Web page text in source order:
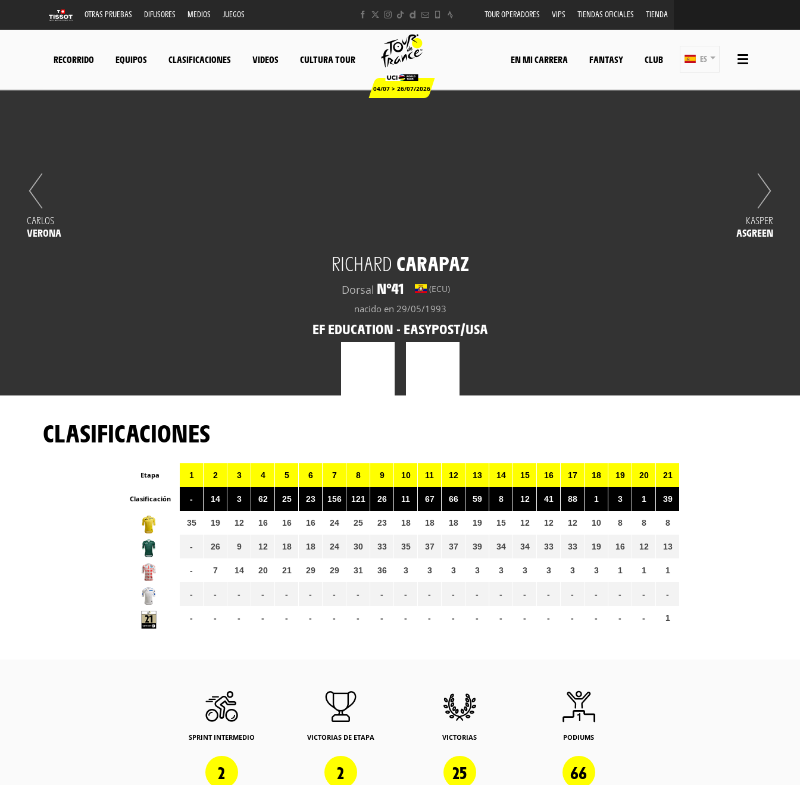
OTRAS PRUEBAS DIFUSORES MEDIOS JUEGOS TOUR OPERADORES VIPS TIENDAS OFICIALES TIENDA
RECORRIDO EQUIPOS CLASIFICACIONES VIDEOS CULTURA TOUR
04/07 > 26/07/2026
EN MI CARRERA FANTASY CLUB ES
RICHARD CARAPAZ
Dorsal N°41 (ECU)
nacido en 29/05/1993
EF EDUCATION - EASYPOST/USA
CARLOS
VERONA
KASPER
ASGREEN
CLASIFICACIONES
Etapa
Clasificación
1
-
35
-
-
-
-
2
14
19
26
7
-
-
3
3
12
9
14
-
-
4
62
16
12
20
-
-
5
25
16
18
21
-
-
6
23
16
18
29
-
-
7
156
24
24
29
-
-
8
121
25
30
31
-
-
9
26
23
33
36
-
-
10
11
18
35
3
-
-
11
67
18
37
3
-
-
12
66
18
37
3
-
-
13
59
19
39
3
-
-
14
8
15
34
3
-
-
15
12
12
34
3
-
-
16
41
12
33
3
-
-
17
88
12
33
3
-
-
18
1
10
19
3
-
-
19
3
8
16
1
-
-
20
1
8
12
1
-
-
21
39
8
13
1
-
1
SPRINT INTERMEDIO
2
VICTORIAS DE ETAPA
2
VICTORIAS
25
PODIUMS
66